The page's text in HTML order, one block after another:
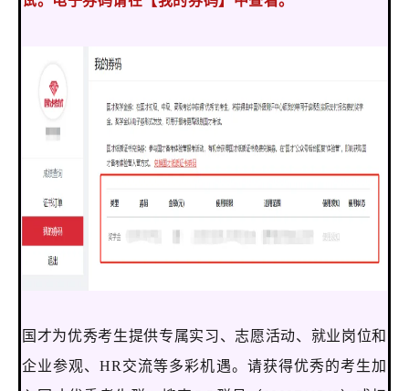
国才为优秀考生提供专属实习、志愿活动、就业岗位和
企业参观、HR交流等多彩机遇。请获得优秀的考生加